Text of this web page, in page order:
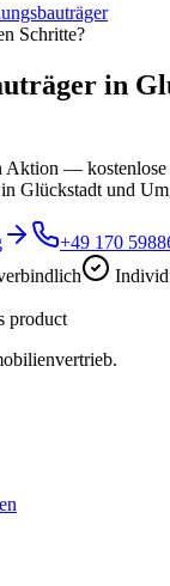
Schritte?
in
Aktion —
Glückstadt und
+49 170
product